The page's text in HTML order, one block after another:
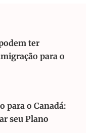
ter
para o
para o Canadá:
seu Plano